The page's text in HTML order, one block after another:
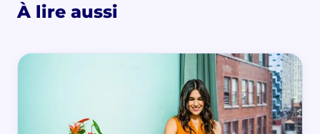
À lire aussi